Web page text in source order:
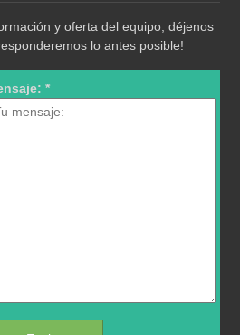
y oferta del equipo, déjenos
lo antes posible!
*